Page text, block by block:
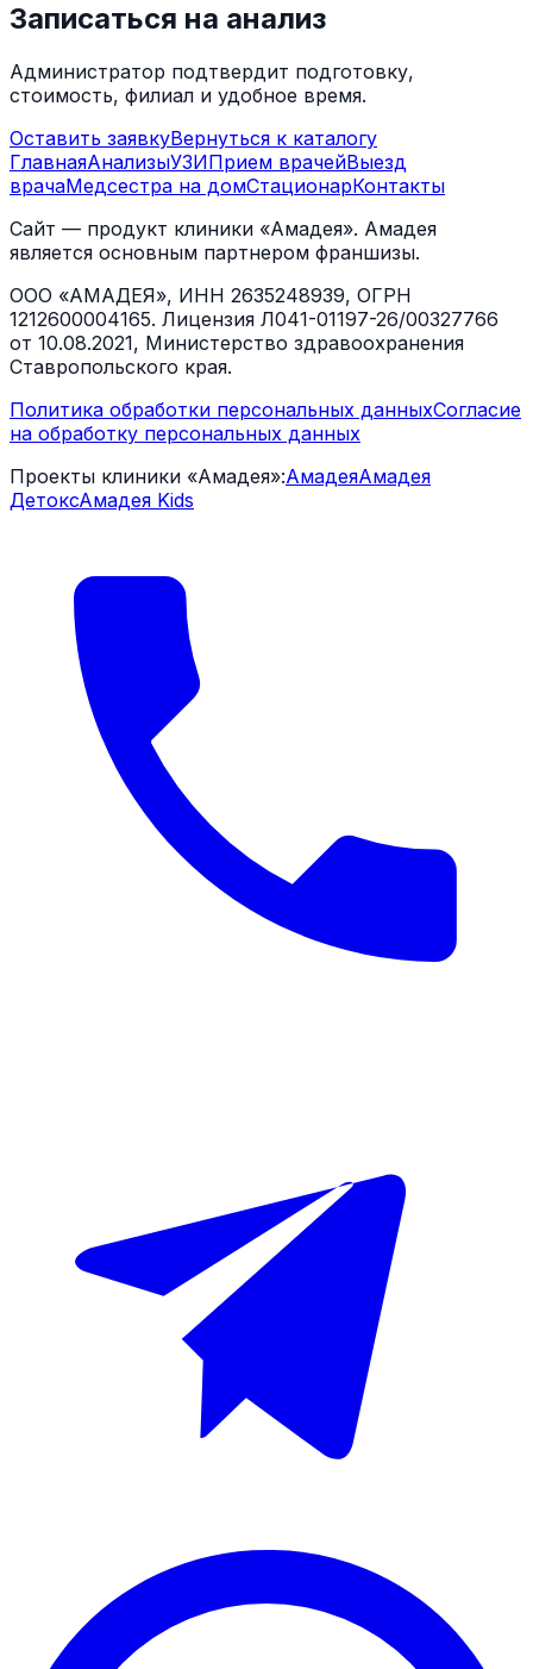
Записаться на анализ
Администратор подтвердит подготовку,
стоимость, филиал и удобное время.
Оставить заявкуВернуться к каталогу
ГлавнаяАнализыУЗИПрием врачейВыезд
врачаМедсестра на домСтационарКонтакты
Сайт — продукт клиники «Амадея». Амадея
является основным партнером франшизы.
ООО «АМАДЕЯ», ИНН 2635248939, ОГРН
1212600004165. Лицензия Л041-01197-26/00327766
от 10.08.2021, Министерство здравоохранения
Ставропольского края.
Политика обработки персональных данныхСогласие
на обработку персональных данных
Проекты клиники «Амадея»:АмадеяАмадея
ДетоксАмадея Kids